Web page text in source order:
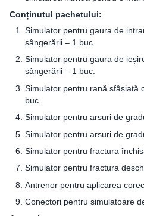
Conținutul pachetului:
Simulator pentru gaura de
sângerării – 1 buc.
Simulator pentru gaura de
sângerării – 1 buc.
Simulator pentru rană sfâșiată
buc.
Simulator pentru arsuri de
Simulator pentru arsuri de
Simulator pentru fractura
Simulator pentru fractura
Antrenor pentru aplicarea
Conectori pentru simulatoare